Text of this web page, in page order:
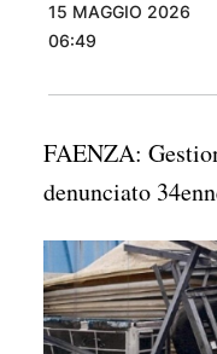
15 MAGGIO 2026
06:49
FAENZA:
denunciato